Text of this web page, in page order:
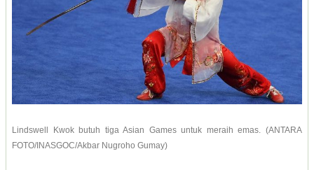
Lindswell Kwok butuh tiga Asian Games untuk meraih emas. (ANTARA
FOTO/INASGOC/Akbar Nugroho Gumay)